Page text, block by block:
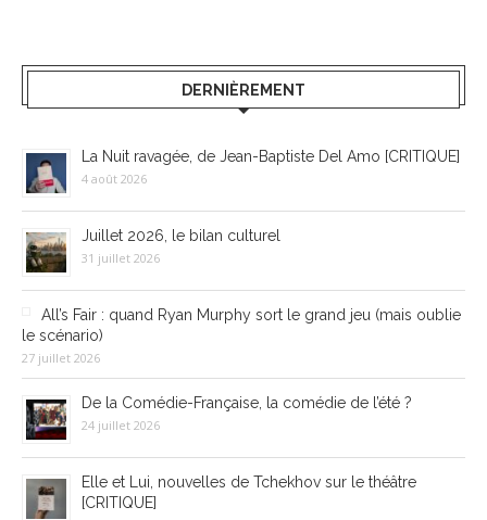
DERNIÈREMENT
La Nuit ravagée, de Jean-Baptiste Del Amo [CRITIQUE]
4 août 2026
Juillet 2026, le bilan culturel
31 juillet 2026
All’s Fair : quand Ryan Murphy sort le grand jeu (mais oublie
le scénario)
27 juillet 2026
De la Comédie-Française, la comédie de l’été ?
24 juillet 2026
Elle et Lui, nouvelles de Tchekhov sur le théâtre
[CRITIQUE]